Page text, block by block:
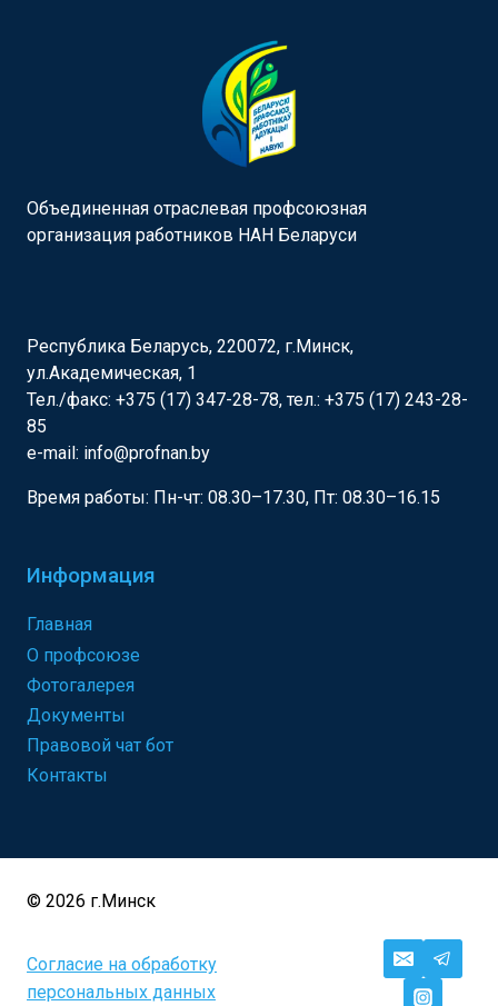
Объединенная отраслевая профсоюзная
организация работников НАН Беларуси
Республика Беларусь, 220072, г.Минск,
ул.Академическая, 1
Тел./факс: +375 (17) 347-28-78, тел.: +375 (17) 243-28-
85
e-mail: info@profnan.by
Время работы: Пн-чт: 08.30–17.30, Пт: 08.30–16.15
Информация
Главная
О профсоюзе
Фотогалерея
Документы
Правовой чат бот
Контакты
© 2026 г.Минск
Согласие на обработку
персональных данных